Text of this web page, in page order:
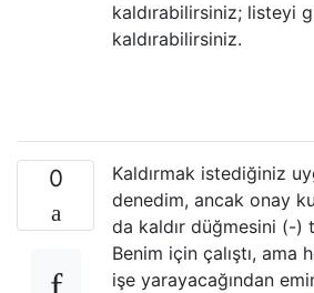
kaldırabilirsiniz; listeyi
kaldırabilirsiniz.
0
Kaldırmak istediğiniz
denedim, ancak onay
da kaldır düğmesini (-)
Benim için çalıştı, ama
işe yarayacağından